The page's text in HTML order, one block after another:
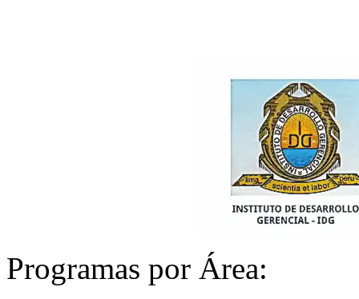
Programas por Área: